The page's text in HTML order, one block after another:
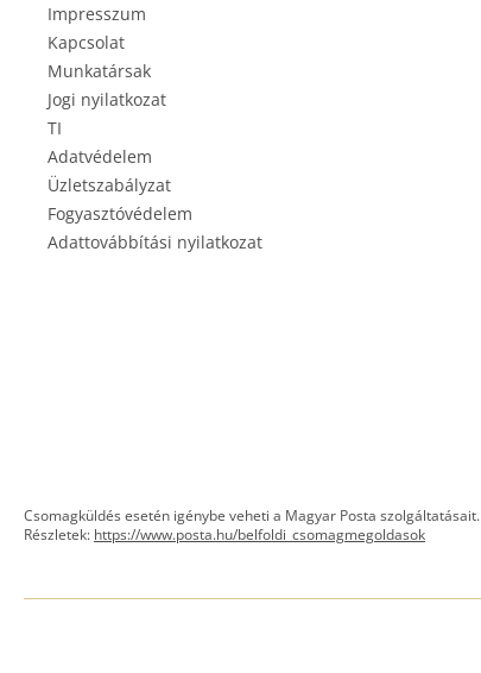
Impresszum
Kapcsolat
Munkatársak
Jogi nyilatkozat
TI
Adatvédelem
Üzletszabályzat
Fogyasztóvédelem
Adattovábbítási nyilatkozat
Csomagküldés esetén igénybe veheti a Magyar Posta szolgáltatásait.
Részletek: https://www.posta.hu/belfoldi_csomagmegoldasok